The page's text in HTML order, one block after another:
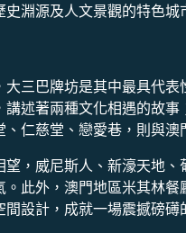
淵源及人文景觀的特色城
三巴牌坊是其中最具代
述著兩種文化相遇的故
仁慈堂、戀愛巷，則與
，威尼斯人、新濠天地
此外，澳門地區米其林
設計，成就一場震撼磅礡